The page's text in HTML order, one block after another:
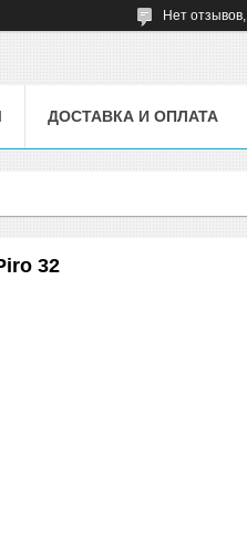
Нет отзывов,
ДОСТАВКА И ОПЛАТА
32